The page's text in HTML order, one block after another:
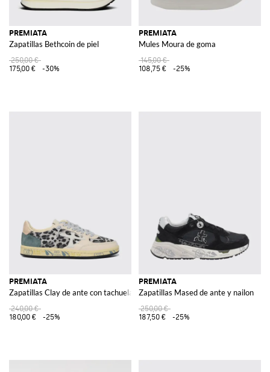
PREMIATA
Zapatillas Bethcoin de piel
250,00 €
175,00 €
-30%
PREMIATA
Mules Moura de goma
145,00 €
108,75 €
-25%
PREMIATA
Zapatillas Clay de ante con tachuelas
240,00 €
180,00 €
-25%
PREMIATA
Zapatillas Mased de ante y nailon
250,00 €
187,50 €
-25%